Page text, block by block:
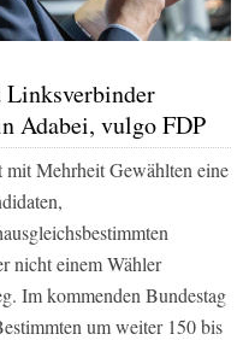
Adabei, vulgo FDP
mit Mehrheit Gewählten eine
nicht einem Wähler
Im kommenden Bundestag
um weiter 150 bis